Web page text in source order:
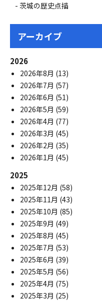
茨城の歴史点描
アーカイブ
2026
2026年8月 (13)
2026年7月 (57)
2026年6月 (51)
2026年5月 (59)
2026年4月 (77)
2026年3月 (45)
2026年2月 (35)
2026年1月 (45)
2025
2025年12月 (58)
2025年11月 (43)
2025年10月 (85)
2025年9月 (49)
2025年8月 (45)
2025年7月 (53)
2025年6月 (39)
2025年5月 (56)
2025年4月 (75)
2025年3月 (25)